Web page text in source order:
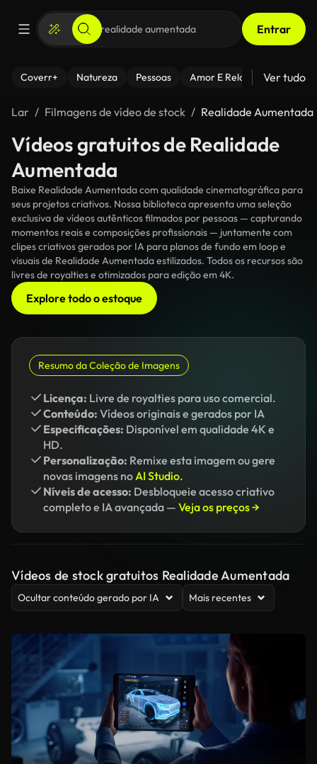
Entrar
Coverr+ Natureza Pessoas Amor E Relacionamentos
Ver tudo
Lar Filmagens de vídeo de stock Realidade Aumentada
Vídeos gratuitos de Realidade
Aumentada
Baixe Realidade Aumentada com qualidade cinematográfica para
seus projetos criativos. Nossa biblioteca apresenta uma seleção
exclusiva de vídeos autênticos filmados por pessoas — capturando
momentos reais e composições profissionais — juntamente com
clipes criativos gerados por IA para planos de fundo em loop e
visuais de Realidade Aumentada estilizados. Todos os recursos são
livres de royalties e otimizados para edição em 4K.
Explore todo o estoque
Resumo da Coleção de Imagens
Licença: Livre de royalties para uso comercial.
Conteúdo: Vídeos originais e gerados por IA
Especificações: Disponível em qualidade 4K e
HD.
Personalização: Remixe esta imagem ou gere
novas imagens noAI Studio.
Níveis de acesso: Desbloqueie acesso criativo
completo e IA avançada — Veja os preços →
Vídeos de stock gratuitos Realidade Aumentada
Ocultar conteúdo gerado por IA Mais recentes